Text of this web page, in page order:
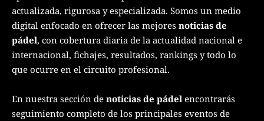
actualizada, rigurosa y especializada. Somos un medio
digital enfocado en ofrecer las mejores noticias de
pádel, con cobertura diaria de la actualidad nacional e
internacional, fichajes, resultados, rankings y todo lo
que ocurre en el circuito profesional.
En nuestra sección de noticias de pádel encontrarás
seguimiento completo de los principales eventos de